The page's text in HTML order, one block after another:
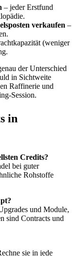
– jeder Erstfund
verkaufen –
(weniger
der Unterschied
in Sichtweite
Raffinerie und
Session.
in
Credits?
bei guter
Rohstoffe
und Module,
sind Contracts und
sie in jede